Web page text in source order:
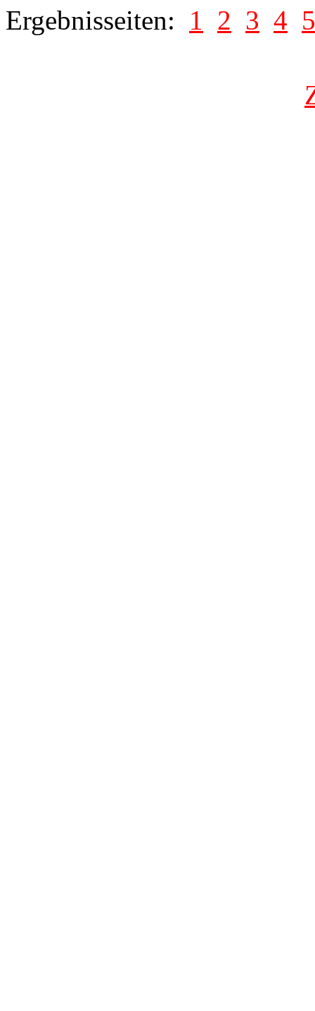
Ergebnisseiten: 1 2 3 4 5